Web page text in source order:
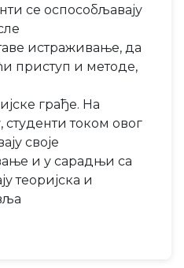
се оспособљавају
истраживање, да
приступ и методе,
грађе. На
током овог
своје
и у сарадњи са
теоријскa и